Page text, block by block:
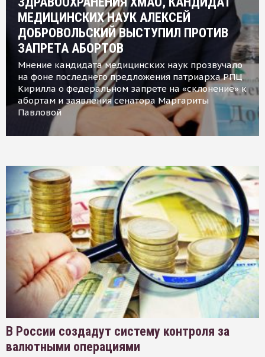
МЕДИЦИНСКИХ НАУК АЛЕКСЕЙ
ДОБРОВОЛЬСКИЙ ВЫСТУПИЛ ПРОТИВ
ЗАПРЕТА АБОРТОВ
Мнение кандидата медицинских наук прозвучало
на фоне последнего предложения патриарха РПЦ
Кирилла о федеральном запрете на «склонение» к
абортам и заявления сенатора Маргариты
Павловой
В России создадут систему контроля за
валютными операциями